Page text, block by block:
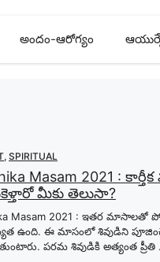
అందం-ఆరోగ్యం
, SPIRITUAL
Masam 2021 :
మీకు తెలుసా?
Masam 2021 : ఇతర మాసాలతో
ఉంది. ఈ మాసంలో శివుడిని
పరమ శివుడికి అత్యంత ప్రీతి